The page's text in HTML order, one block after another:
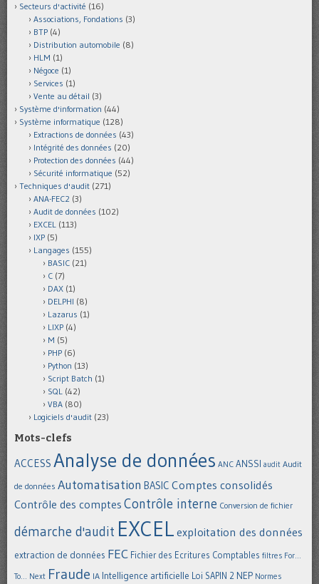
Secteurs d'activité (16)
Associations, Fondations (3)
BTP (4)
Distribution automobile (8)
HLM (1)
Négoce (1)
Services (1)
Vente au détail (3)
Système d'information (44)
Système informatique (128)
Extractions de données (43)
Intégrité des données (20)
Protection des données (44)
Sécurité informatique (52)
Techniques d'audit (271)
ANA-FEC2 (3)
Audit de données (102)
EXCEL (113)
IXP (5)
Langages (155)
BASIC (21)
C (7)
DAX (1)
DELPHI (8)
Lazarus (1)
LIXP (4)
M (5)
PHP (6)
Python (13)
Script Batch (1)
SQL (42)
VBA (80)
Logiciels d'audit (23)
Mots-clefs
ACCESS Analyse de données ANC ANSSI audit Audit
de données Automatisation BASIC Comptes consolidés
Contrôle des comptes Contrôle interne Conversion de fichier
démarche d'audit EXCEL exploitation des données
extraction de données FEC Fichier des Ecritures Comptables filtres For...
To... Next Fraude IA Intelligence artificielle Loi SAPIN 2 NEP Normes